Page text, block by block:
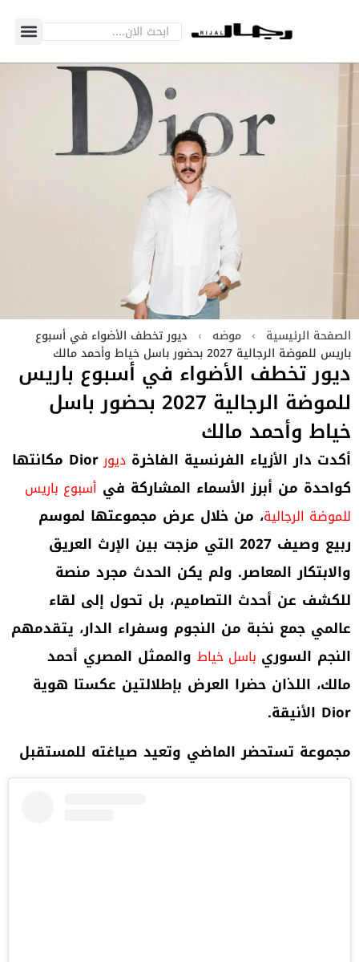
الصفحة الرئيسية › موضه › ديور تخطف الأضواء في أسبوع
باريس للموضة الرجالية 2027 بحضور باسل خياط وأحمد مالك
ديور تخطف الأضواء في أسبوع باريس
للموضة الرجالية 2027 بحضور باسل
خياط وأحمد مالك
أكدت دار الأزياء الفرنسية الفاخرة ديورDior مكانتها
كواحدة من أبرز الأسماء المشاركة في أسبوع باريس
للموضة الرجالية، من خلال عرض مجموعتها لموسم
ربيع وصيف 2027 التي مزجت بين الإرث العريق
والابتكار المعاصر. ولم يكن الحدث مجرد منصة
للكشف عن أحدث التصاميم، بل تحول إلى لقاء
عالمي جمع نخبة من النجوم وسفراء الدار، يتقدمهم
النجم السوري باسل خياط والممثل المصري أحمد
مالك، اللذان حضرا العرض بإطلالتين عكستا هوية
Dior الأنيقة.
مجموعة تستحضر الماضي وتعيد صياغته للمستقبل